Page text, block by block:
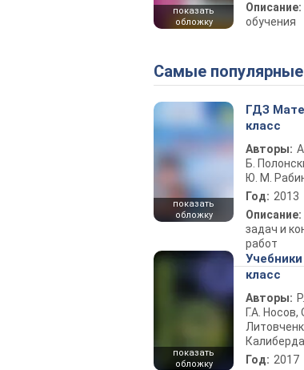
показать
обложку
Описание:
обучения
Самые
показать
обложку
ГДЗ
класс
Авторы:
Б.
Ю. М.
Год: 2013
Описание:
задач и
работ
показать
обложку
класс
Авторы:
Г.А. Носов,
Калиберда
Год: 2017